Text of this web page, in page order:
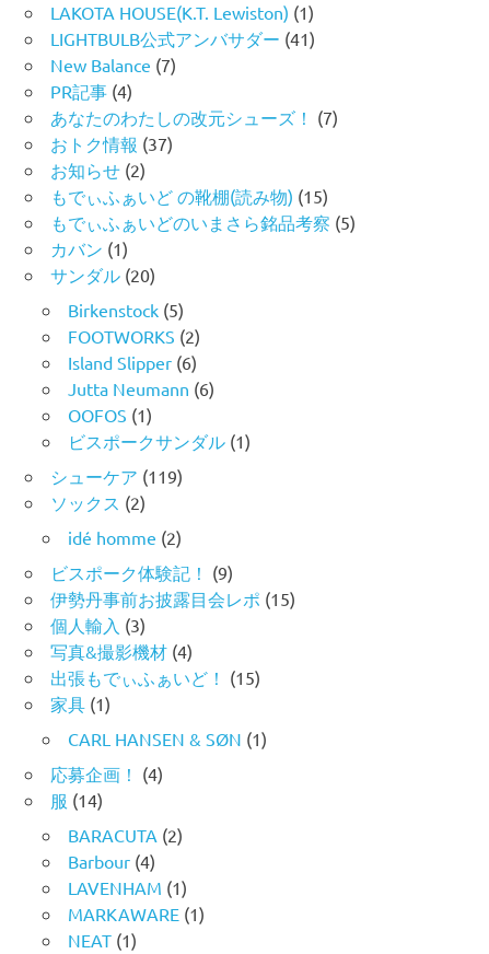
LAKOTA HOUSE(K.T. Lewiston) (1)
LIGHTBULB公式アンバサダー (41)
New Balance (7)
PR記事 (4)
あなたのわたしの改元シューズ！ (7)
おトク情報 (37)
お知らせ (2)
もでぃふぁいど の靴棚(読み物) (15)
もでぃふぁいどのいまさら銘品考察 (5)
カバン (1)
サンダル (20)
Birkenstock (5)
FOOTWORKS (2)
Island Slipper (6)
Jutta Neumann (6)
OOFOS (1)
ビスポークサンダル (1)
シューケア (119)
ソックス (2)
idé homme (2)
ビスポーク体験記！ (9)
伊勢丹事前お披露目会レポ (15)
個人輸入 (3)
写真&撮影機材 (4)
出張もでぃふぁいど！ (15)
家具 (1)
CARL HANSEN & SØN (1)
応募企画！ (4)
服 (14)
BARACUTA (2)
Barbour (4)
LAVENHAM (1)
MARKAWARE (1)
NEAT (1)